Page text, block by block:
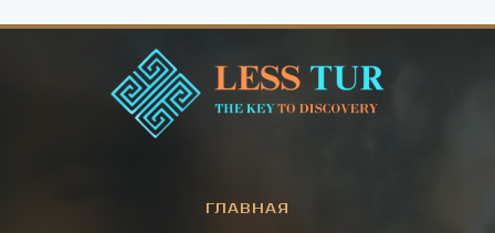
ГЛАВНАЯ